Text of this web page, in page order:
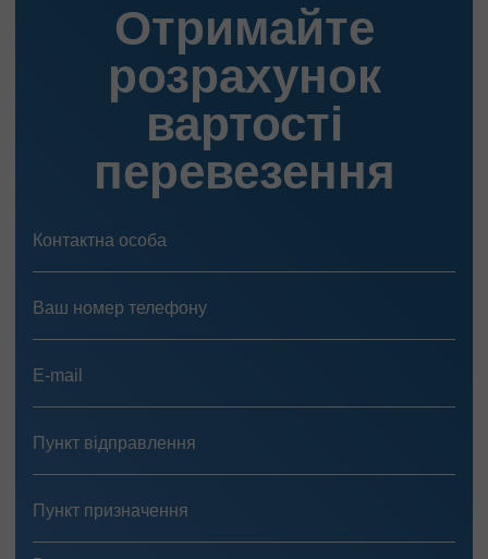
Отримайте
розрахунок
вартості
перевезення